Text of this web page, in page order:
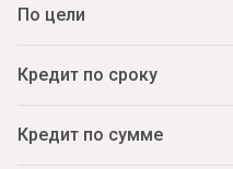
По цели
Кредит по сроку
Кредит по сумме